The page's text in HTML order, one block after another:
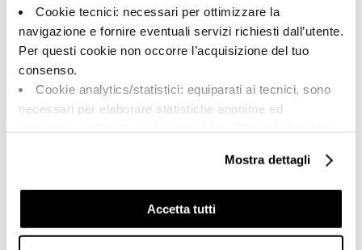
Cookie tecnici: necessari per ottimizzare la
navigazione e fornire eventuali servizi richiesti dall’utente.
Per questi cookie non occorre l’acquisizione del tuo
consenso.
Cookie analytics/statistici: equiparati ai tecnici, sono
necessari per elaborare statistiche anonime ed
Cookie di profilazione/marketing: sono utilizzati, solo
previo tuo consenso, per esaminare le tue abitudini di
navigazione e mostrarti quindi avvisi pubblicitari mirati, in
linea con le tue preferenze.
Mostra dettagli
Accetta tutti
Unité de measure:
PZ